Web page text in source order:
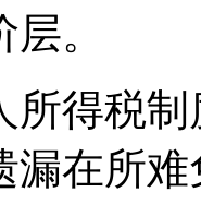
。
所得税
漏在所